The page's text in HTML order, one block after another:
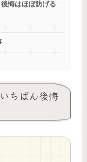
悔はほぼ防げる
ちばん後悔